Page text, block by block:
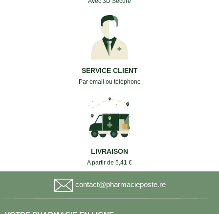
SERVICE CLIENT
Par email ou téléphone
LIVRAISON
A partir de 5,41 €
contact@pharmacieposte.re